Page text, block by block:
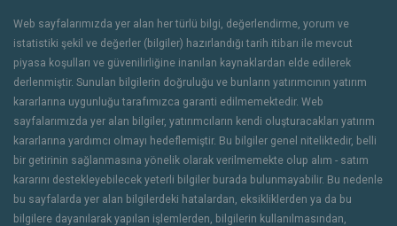
Web sayfalarımızda yer alan her türlü bilgi, değerlendirme, yorum ve
istatistiki şekil ve değerler (bilgiler) hazırlandığı tarih itibarı ile mevcut
piyasa koşulları ve güvenilirliğine inanılan kaynaklardan elde edilerek
derlenmiştir. Sunulan bilgilerin doğruluğu ve bunların yatırımcının yatırım
kararlarına uygunluğu tarafımızca garanti edilmemektedir. Web
sayfalarımızda yer alan bilgiler, yatırımcıların kendi oluşturacakları yatırım
kararlarına yardımcı olmayı hedeflemiştir. Bu bilgiler genel niteliktedir, belli
bir getirinin sağlanmasına yönelik olarak verilmemekte olup alım - satım
kararını destekleyebilecek yeterli bilgiler burada bulunmayabilir. Bu nedenle
bu sayfalarda yer alan bilgilerdeki hatalardan, eksikliklerden ya da bu
bilgilere dayanılarak yapılan işlemlerden, bilgilerin kullanılmasından,